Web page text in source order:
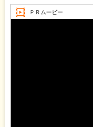
ＰＲムービー